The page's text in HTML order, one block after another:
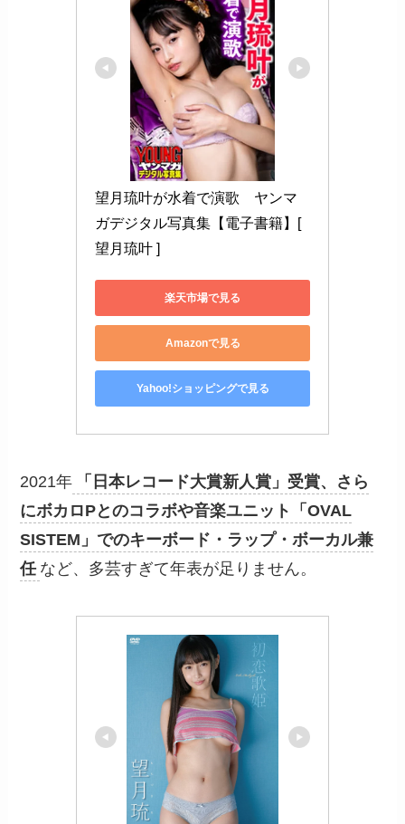
望月琉叶が水着で演歌　ヤンマ
ガデジタル写真集【電子書籍】[
望月琉叶 ]
楽天市場で見る
Amazonで見る
Yahoo!ショッピングで見る
2021年
「日本レコード大賞新人賞」受賞、さら
にボカロPとのコラボや音楽ユニット「OVAL
SISTEM」でのキーボード・ラップ・ボーカル兼
任 など、多芸すぎて年表が足りません。